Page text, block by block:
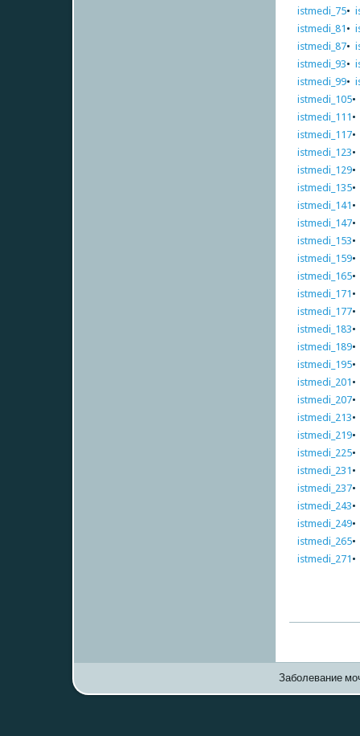
istmedi_75•
istmedi_81 •
istmedi_87•
istmedi_93•
istmedi_99•
istmedi_105•
istmedi_111 •
istmedi_117•
istmedi_123•
istmedi_129•
istmedi_135•
istmedi_141 •
istmedi_147•
istmedi_153•
istmedi_159•
istmedi_165•
istmedi_171 •
istmedi_177•
istmedi_183•
istmedi_189•
istmedi_195•
istmedi_201 •
istmedi_207•
istmedi_213•
istmedi_219•
istmedi_225•
istmedi_231 •
istmedi_237•
istmedi_243•
istmedi_249•
istmedi_265•
istmedi_271 •
Заболевание